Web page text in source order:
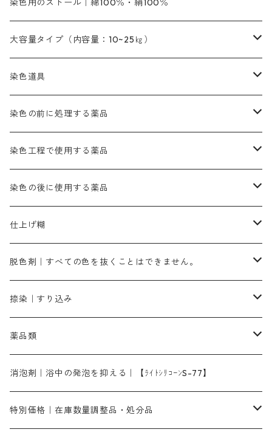
茶色系
染料一覧ー100g入り
染料一覧ー500g入り
緑色系
茶色系
灰色系
黒色系
1kg
茶色｜20g入りのみ公開
灰色｜20g入りのみ公開
黒色
オレンヂMGD（定番の色合い）
レットMFB｜赤色（定番の色合い）
レットMG｜黄みの朱色
ピンクMB｜ピンク色
ローズMB｜鮮やかなピンク色）
青色系
ネビーブルーMB（定番の色合い）
ブルーMB（定番の色合い）
スカイブルーMG｜緑みの空色
ターキスブルーHNG｜緑みの空色
紫色系
バイオレットMFB
緑色系
ダークグリンMG（定番の色合い）
グリーンMB｜緑色
茶色系
ダークブロンMFB｜こげ茶色
ブロンHNR｜こげ茶色
黒色系
ブラックMK（赤みの黒色）
ブラックMG（青みの黒色）
白色系（定番の色合い）
ネオホワイトR
緑色｜在庫処分特価
茶色｜在庫処分特価
カッチ｜茶系
霧島産・晩秋茶｜黄金色（赤みの黄色）｜準備中
鉄媒染剤
藍染
ぶどう糖
ハイドロサルファイトコンク
染色用途のハンカチ・バンダナ
45cm×45cm（ハンカチ）｜端の始末も綿糸｜タグなし
54cm×54cm（バンダナ）｜端の始末も綿糸｜タグなし
塩基性エロ―｜液体タイプ
ローダミンB｜赤紫色｜マゼンダ色
アルカリ剤
ハイドロサルファイトコンク
酸性剤
54cm×54cm（バンダナ）｜端の始末も綿糸｜タグなし
染色用のストール｜綿100％・絹100％
大容量タイプ（内容量：10~25㎏）
芒硝｜綿の染色時の吸収促進剤
ソーダ灰｜アルカリ性のPH調整剤
硫酸第一鉄｜鉄媒染剤
染色道具
刷毛
摺込み刷毛（スリコミハケ）ー夏毛（硬いタイプ）
摺込み刷毛（スリコミハケ）ー冬毛（柔らかいタイプ）
片羽刷毛
ローケツ筆
ローケツ用筆｜1本～販売
ローケツ用筆ー10%off｜20本セットお取り寄せ品
洋型紙（9番手｜中薄口、10番手｜中厚口）
有償サンプル品｜約20cm×27cm
洋型紙9番手｜中薄口｜約54cm×110cm
張木｜入荷待ち
伸子
型洗いブラシ
染色の前に処理する薬品
精練剤｜汚れ落とし剤｜針状マルセル石鹸
糊落とし剤｜ソルベンCA
濃染処理剤｜ソルバックスPS－900
染色工程で使用する薬品
染料の吸収促進剤
酢酸｜絹・羊毛・ナイロンに使用する
芒硝｜綿・麻の染色に使用する。
染料のムラ染め抑制剤（均染剤）
アゾリン200％｜綿・麻・絹・羊毛・ナイロンの染色
レオニールEHC｜反応染料用
染料の浸透剤
ソルバライトS-70｜各種繊維の浸し染めに使用可能
染料の定着向上剤
ライトフィックスAコンク｜綿・麻もしくは直接染料で染めた素材
シルクフィックス３A｜絹の染料定着向上剤
アルカリ剤｜反応染料用
ソーダ灰
染料溶解剤
セレナゾールPDN｜各種染料の染料溶解剤
染色の後に使用する薬品
ソーピング剤｜未定着の染料を除去すること
ネオポールB－300｜反応染料のソーピング剤
仕上げ剤｜柔軟・平滑剤
白場汚染防止剤
仕上げ糊
カルボキシメチルセルロース（CMC）
海藻系
たんぱく質系
化学糊（PVA）
防腐剤｜アルカリ性
脱色剤｜すべての色を抜くことはできません。
脱色剤
全体脱色｜ハイドロサルファイトコンク
部分脱色｜デグロリンSコンク
脱色助剤｜浸透・複色抑制剤
メイプロガムNP｜にじみ防止剤
アミラヂンD｜浸透・複色抑制剤
捺染｜すり込み
染料溶解剤｜染料の均一な浸透・吸着を補助する
捺染糊
メイプロガムNP（綿・麻・絹用｜直接・酸性・含金染料用）
白場汚染防止剤｜ソーピング剤｜水洗する際の再汚染防止剤
薬品類
ア行
カ行
消泡剤｜浴中の発泡を抑える｜【ﾗｲﾄｼﾘｺｰﾝS-77】
特別価格｜在庫数量調整品・処分品